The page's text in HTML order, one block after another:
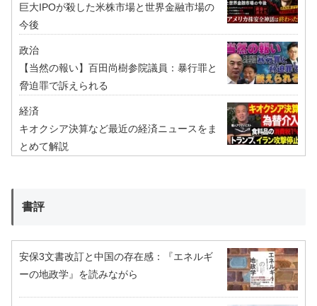
巨大IPOが殺した米株市場と世界金融市場の
今後
政治
【当然の報い】百田尚樹参院議員：暴行罪と
脅迫罪で訴えられる
経済
キオクシア決算など最近の経済ニュースをま
とめて解説
書評
安保3文書改訂と中国の存在感：『エネルギ
ーの地政学』を読みながら